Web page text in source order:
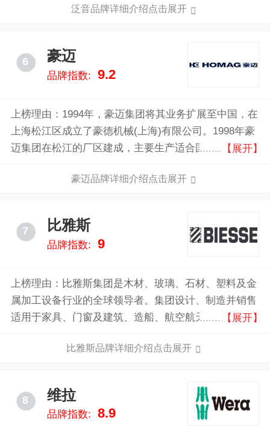
了第一台手持式电钻，这项发明奠定了高可信电动工具
动工具制造商，只研发牢固耐用的电动工具，直至德国
泛音已拥有800多项有效专利和产权，以至这家位于
Schwaben（施瓦本）的传统企业在全球工业和手工业
泛音品牌详细介绍点击展开
6 豪迈
品牌指数: 9.2
上榜理由：1994年，豪迈集团将其业务扩展至中国，在
上海松江区成立了豪德机械(上海)有限公司。1998年豪
迈集团在松江的厂区建成，主要生产适合国内市场需求
生产具有德国品质、国内价格，性价比高人一筹的世界
【展开】
豪迈品牌详细介绍点击展开
7 比雅斯
品牌指数: 9
上榜理由：比雅斯集团是木材、玻璃、石材、塑料及金
属加工设备行业的全球领导者。集团设计、制造并销售
适用于家具、门窗及建筑、造船、航空航天零部件制造
过1400万欧元，拥有200多项注册专利。我们通过12大
展业务，产品90%供出口。客户包括意大利及全球久负
盛名的品牌。比雅斯由Giancarlo Selci 先生于1969年在
意大利佩萨罗创立，2001年6月公司在米兰证券交易所
【展开】
比雅斯品牌详细介绍点击展开
8 维拉
品牌指数: 8.9